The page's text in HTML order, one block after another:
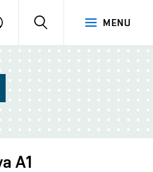
MENU
PŘIHLÁŠENÍ
A1